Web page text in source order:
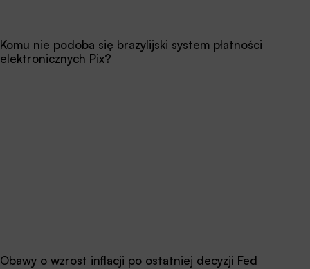
Komu nie podoba się brazylijski system płatności
elektronicznych Pix?
Obawy o wzrost inflacji po ostatniej decyzji Fed